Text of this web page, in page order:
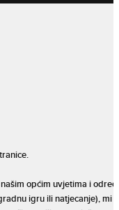
općim uvjetima i
igru ili natjecanje), mi